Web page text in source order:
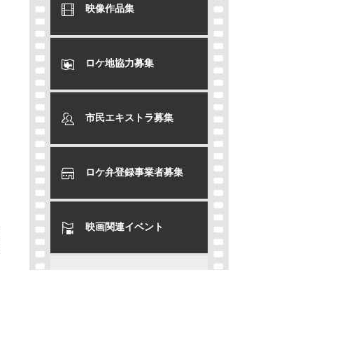
映像作品集
ロケ地協力募集
市民エキストラ募集
ロケ弁登録事業者募集
映画関連イベント